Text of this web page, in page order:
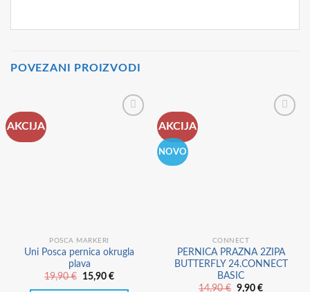
POVEZANI PROIZVODI
AKCIJA
POSCA MARKERI
Uni Posca pernica okrugla
plava
19,90€
Izvorna
15,90€Trenutna
AKCIJA
NOVO
CONNECT
PERNICA PRAZNA 2ZIPA
BUTTERFLY 24.CONNECT
BASIC
14,90€ Izvorna
9,90€Trenutna